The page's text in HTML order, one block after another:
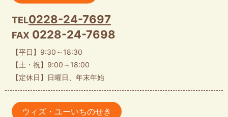
TEL0228-24-7697
FAX 0228-24-7698
【平日】9:30～18:30
【土・祝】9:00～18:00
【定休日】日曜日、年末年始
ウィズ・ユーいちのせき